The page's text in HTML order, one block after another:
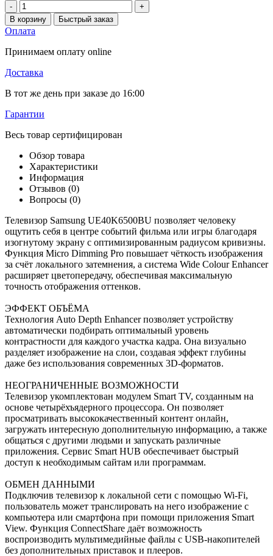
-
+
В корзину
Быстрый заказ
Оплата
Принимаем оплату online
Доставка
В тот же день при заказе до 16:00
Гарантии
Весь товар сертифицирован
Обзор товара
Характеристики
Информация
Отзывов (0)
Вопросы (0)
Телевизор Samsung UE40K6500BU позволяет человеку
ощутить себя в центре событий фильма или игры благодаря
изогнутому экрану с оптимизированным радиусом кривизны.
Функция Micro Dimming Pro повышает чёткость изображения
за счёт локального затемнения, а система Wide Colour Enhancer
расширяет цветопередачу, обеспечивая максимальную
точность отображения оттенков.
ЭФФЕКТ ОБЪЁМА
Технология Auto Depth Enhancer позволяет устройству
автоматически подбирать оптимальный уровень
контрастности для каждого участка кадра. Она визуально
разделяет изображение на слои, создавая эффект глубины
даже без использования современных 3D-форматов.
НЕОГРАНИЧЕННЫЕ ВОЗМОЖНОСТИ
Телевизор укомплектован модулем Smart TV, созданным на
основе четырёхъядерного процессора. Он позволяет
просматривать высококачественный контент онлайн,
загружать интересную дополнительную информацию, а также
общаться с другими людьми и запускать различные
приложения. Сервис Smart HUB обеспечивает быстрый
доступ к необходимым сайтам или программам.
ОБМЕН ДАННЫМИ
Подключив телевизор к локальной сети с помощью Wi-Fi,
пользователь может транслировать на него изображение с
компьютера или смартфона при помощи приложения Smart
View. Функция ConnectShare даёт возможность
воспроизводить мультимедийные файлы с USB-накопителей
без дополнительных приставок и плееров.